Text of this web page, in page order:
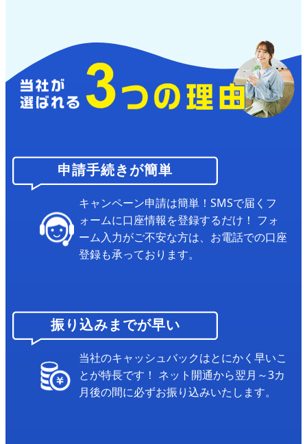
申請手続きが簡単
キャンペーン申請は簡単！SMSで届くフ
ォームに口座情報を登録するだけ！ フォ
ーム入力がご不安な方は、お電話での口座
登録も承っております。
振り込みまでが早い
当社のキャッシュバックはとにかく早いこ
とが特長です！ ネット開通から翌月～3カ
月後の間に必ずお振り込みいたします。